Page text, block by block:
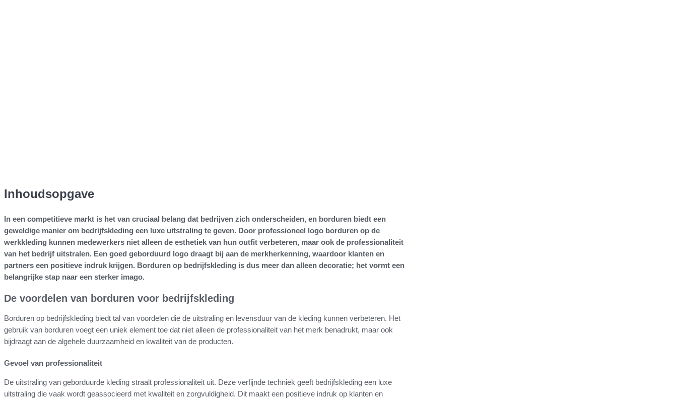
Inhoudsopgave
In een competitieve markt is het van cruciaal belang dat bedrijven zich onderscheiden, en borduren biedt een
geweldige manier om bedrijfskleding een luxe uitstraling te geven. Door professioneel logo borduren op de
werkkleding kunnen medewerkers niet alleen de esthetiek van hun outfit verbeteren, maar ook de professionaliteit
van het bedrijf uitstralen. Een goed geborduurd logo draagt bij aan de merkherkenning, waardoor klanten en
partners een positieve indruk krijgen. Borduren op bedrijfskleding is dus meer dan alleen decoratie; het vormt een
belangrijke stap naar een sterker imago.
De voordelen van borduren voor bedrijfskleding
Borduren op bedrijfskleding biedt tal van voordelen die de uitstraling en levensduur van de kleding kunnen verbeteren. Het
gebruik van borduren voegt een uniek element toe dat niet alleen de professionaliteit van het merk benadrukt, maar ook
bijdraagt aan de algehele duurzaamheid en kwaliteit van de producten.
Gevoel van professionaliteit
De uitstraling van geborduurde kleding straalt professionaliteit uit. Deze verfijnde techniek geeft bedrijfskleding een luxe
uitstraling die vaak wordt geassocieerd met kwaliteit en zorgvuldigheid. Dit maakt een positieve indruk op klanten en